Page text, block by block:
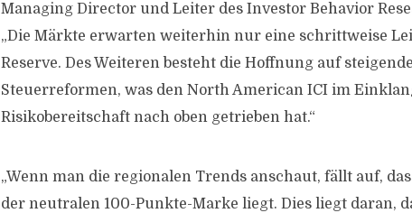
Managing Director und Leiter des Investor Behavior
„Die Märkte erwarten weiterhin nur eine schrittweise
Reserve. Des Weiteren besteht die Hoffnung auf
Steuerreformen, was den North American ICI im
Risikobereitschaft nach oben getrieben hat.“
„Wenn man die regionalen Trends anschaut, fällt auf,
der neutralen 100-Punkte-Marke liegt. Dies liegt daran,